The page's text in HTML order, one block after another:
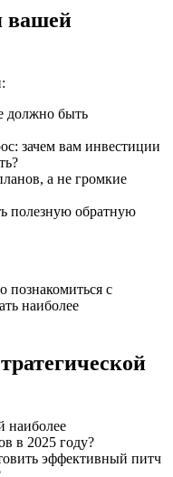
вашей
должно быть
зачем вам инвестиции
а не громкие
полезную обратную
познакомиться с
наиболее
наиболее
в 2025 году?
эффективный питч